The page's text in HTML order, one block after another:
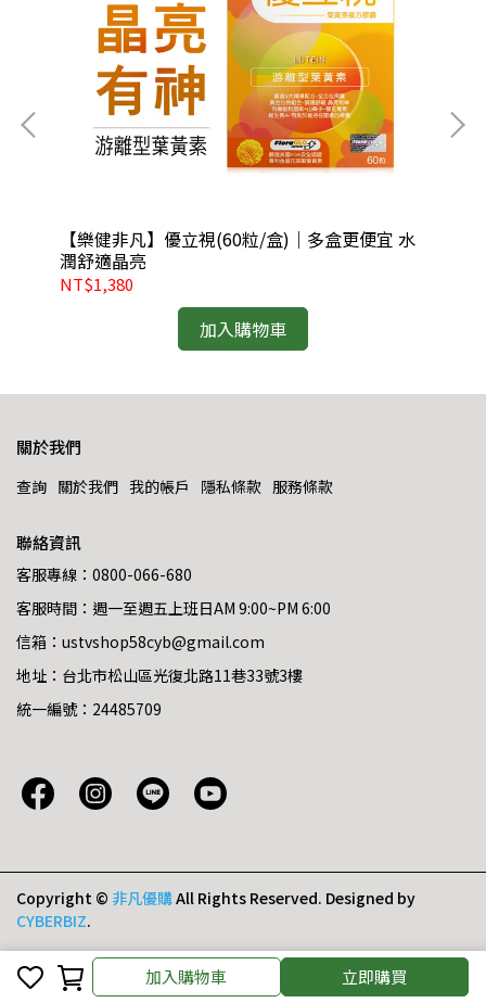
加入購物車
加入購物車 立即購買
【樂健非凡】優立視(60粒/盒)｜多盒更便宜 水
潤舒適晶亮
NT$1,380
加入購物車
關於我們
查詢 關於我們 我的帳戶 隱私條款 服務條款
聯絡資訊
客服專線：0800-066-680
客服時間：週一至週五上班日AM 9:00~PM 6:00
信箱：ustvshop58cyb@gmail.com
地址：台北市松山區光復北路11巷33號3樓
統一編號：24485709
Copyright © 非凡優購All Rights Reserved. Designed by
CYBERBIZ.